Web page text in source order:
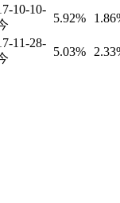
10-10-
5.92%
11-28-
5.03%